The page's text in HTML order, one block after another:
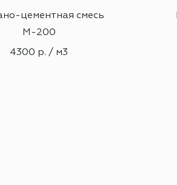
цементная смесь
М-200
4300 р. / м3